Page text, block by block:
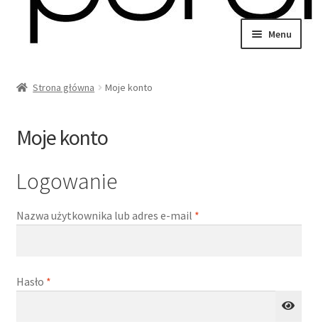
Menu
Strona główna Moje konto
Moje konto
Logowanie
Nazwa użytkownika lub adres e-mail *Wymagane
Hasło *Wymagane